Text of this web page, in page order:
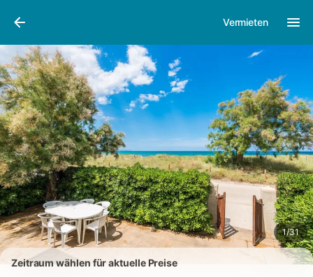
Vermieten
1/31
Bilder
Zeitraum wählen für aktuelle Preise